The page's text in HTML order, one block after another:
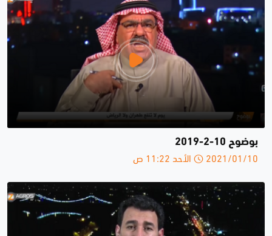
بوضوح 10-2-2019
2021/01/10 الأحد 11:22 ص